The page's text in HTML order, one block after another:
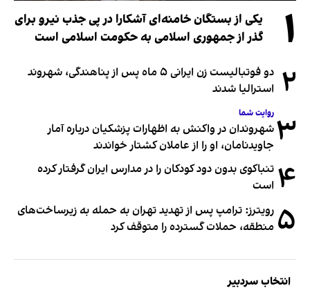
۱
یکی از بستگان خامنه‌ای آشکارا در پی جذب نیرو برای
گذر از جمهوری اسلامی به حکومت اسلامی است
۲
دو فوتبالیست زن ایرانی ۵ ماه پس از پناهندگی، شهروند
استرالیا شدند
۳ روایت شما
شهروندان در واکنش به اظهارات پزشکیان درباره آمار
جاویدنامان، او را از عاملان کشتار خواندند
۴ تنباکوی بدون دود کودکان را در مدارس ایران گرفتار کرده
است
۵ رویترز: ترامپ پس از تهدید تهران به حمله به زیرساخت‌های
منطقه، حملات گسترده را متوقف کرد
انتخاب سردبیر